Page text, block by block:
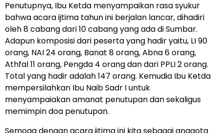
Penutupnya, Ibu Ketda menyampaikan rasa syukur
bahwa acara ijtima tahun ini berjalan lancar, dihadiri
oleh 8 cabang dari 10 cabang yang ada di Sumbar.
Adapun komposisi dari peserta yang hadir yaitu, LI 90
orang, NAI 24 orang, Banat 8 orang, Abna 6 orang,
Athfal 11 orang, Pengda 4 orang dan dari PPLI 2 orang.
Total yang hadir adalah 147 orang. Kemudia Ibu Ketda
mempersilahkan Ibu Naib Sadr I untuk
menyampaiakan amanat penutupan dan sekaligus
memimpin doa penutupan.